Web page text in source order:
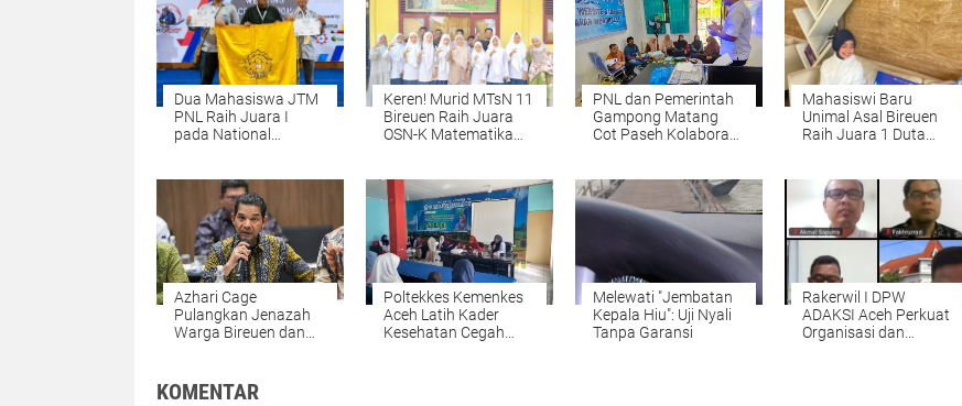
Dua Mahasiswa JTM
PNL Raih Juara I
pada National
Surabaya
Keren! Murid MTsN 11
Bireuen Raih Juara
OSN-K Matematika
PNL dan Pemerintah
Gampong Matang
Cot Paseh Kolaborasi
Desa
Mahasiswi Baru
Unimal Asal Bireuen
Raih Juara 1 Duta
Lhokseumawe ke
Tingkat Nasional
Azhari Cage
Pulangkan Jenazah
Warga Bireuen dan
Poltekkes Kemenkes
Aceh Latih Kader
Kesehatan Cegah
Melewati "Jembatan
Kepala Hiu": Uji Nyali
Tanpa Garansi
Rakerwil I DPW
ADAKSI Aceh Perkuat
Organisasi dan
KOMENTAR